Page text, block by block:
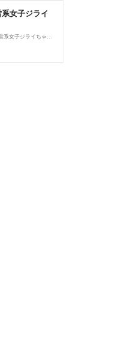
女子ジライ
Amazonの周りを振り回す！地雷系女子ジライちゃんのページにアクセスして、周りを振り回す！地雷系女子ジライちゃんのすべての本をお買い求めください。周りを振り回す！地雷系女子ジライちゃんの写真、著者情報、レビューをチェックしてください